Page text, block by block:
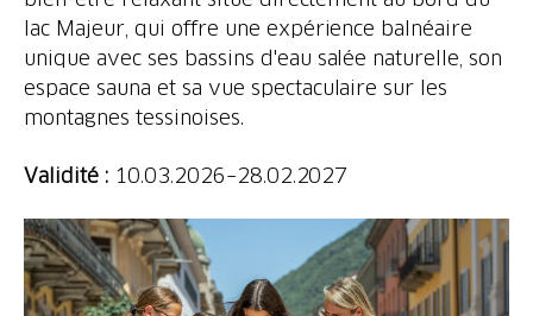
lac Majeur, qui offre une expérience balnéaire
unique avec ses bassins d'eau salée naturelle, son
espace sauna et sa vue spectaculaire sur les
montagnes tessinoises.
Validité : 10.03.2026–28.02.2027